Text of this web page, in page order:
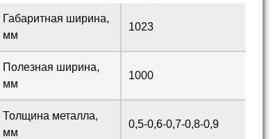
Габаритная ширина,
мм
1023
Полезная ширина,
мм
1000
Толщина металла,
мм
0,5-0,6-0,7-0,8-0,9